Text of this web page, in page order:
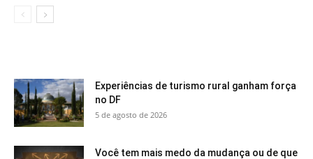
Experiências de turismo rural ganham força
no DF
5 de agosto de 2026
Você tem mais medo da mudança ou de que